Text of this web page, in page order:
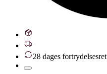
28 dages fortrydelsesret